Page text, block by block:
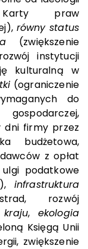
praw
równy status
(zwiększenie
instytucji
kulturalną w
(ograniczenie
do
dni firmy przez
budżetowa,
z opłat
ulgi podatkowe
infrastruktura
rozwój
, ekologia
Księgą Unii
zwiększenie